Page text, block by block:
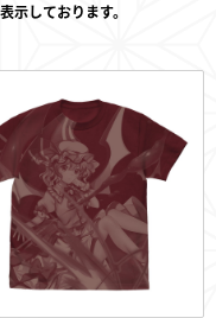
示しております。